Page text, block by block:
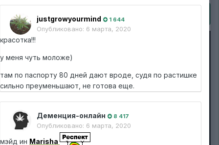
justgrowyourmind 1 644
Опубликовано: 6 марта, 2020
красотка!!!
у меня чуть моложе)
там по паспорту 80 дней дают вроде, судя по растишке
сильно преуменьшают, не готова еще.
Деменция-онлайн 8 417
Опубликовано: 6 марта, 2020
мэйд ин Marisha